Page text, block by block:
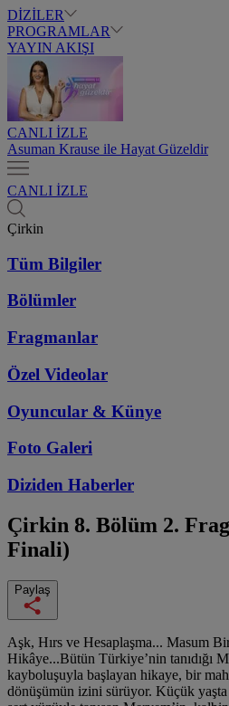
DİZİLER
PROGRAMLAR
YAYIN AKIŞI
CANLI İZLE
Asuman Krause ile Hayat Güzeldir
CANLI İZLE
Çirkin
Tüm Bilgiler
Bölümler
Fragmanlar
Özel Videolar
Oyuncular & Künye
Foto Galeri
Diziden Haberler
Çirkin 8. Bölüm 2.
Finali)
Paylaş
Aşk, Hırs ve Hesaplaşma... Masum
Hikâye...Bütün Türkiye’nin tanıdığı
kayboluşuyla başlayan hikaye, bir
dönüşümün izini sürüyor. Küçük